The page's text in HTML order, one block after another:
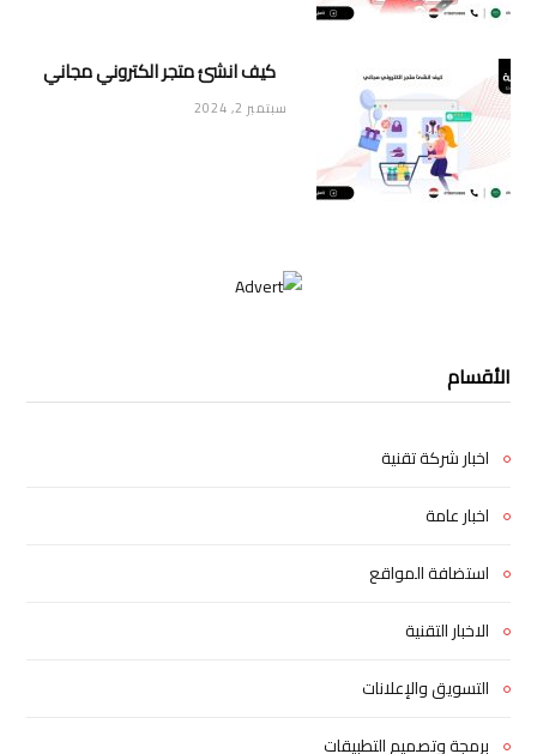
كيف انشئ متجر الكتروني مجاني
سبتمبر 2, 2024
الأقسام
اخبار شركة تقنية
اخبار عامة
استضافة المواقع
الاخبار التقنية
التسويق والإعلانات
برمجة وتصميم التطبيقات